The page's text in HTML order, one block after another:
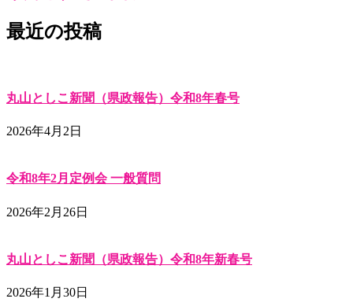
最近の投稿
丸山としこ新聞（県政報告）令和8年春号
2026年4月2日
令和8年2月定例会 一般質問
2026年2月26日
丸山としこ新聞（県政報告）令和8年新春号
2026年1月30日